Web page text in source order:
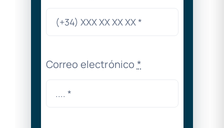
Correo electrónico *